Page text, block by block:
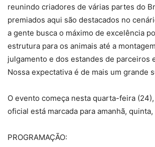
reunindo criadores de várias partes do
premiados aqui são destacados no
a gente busca o máximo de excelência
estrutura para os animais até a
julgamento e dos estandes de parceiros
Nossa expectativa é de mais um grande
O evento começa nesta quarta-feira
oficial está marcada para amanhã, quinta,
PROGRAMAÇÃO: